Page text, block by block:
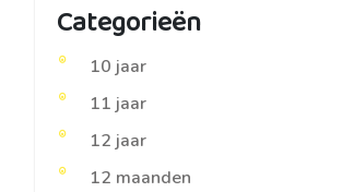
Categorieën
10 jaar
11 jaar
12 jaar
12 maanden